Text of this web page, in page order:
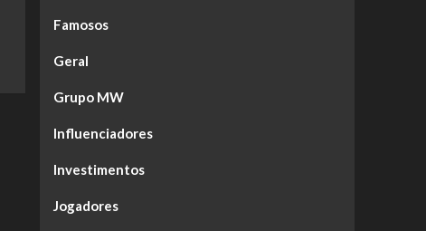
Famosos
Geral
Grupo MW
Influenciadores
Investimentos
Jogadores